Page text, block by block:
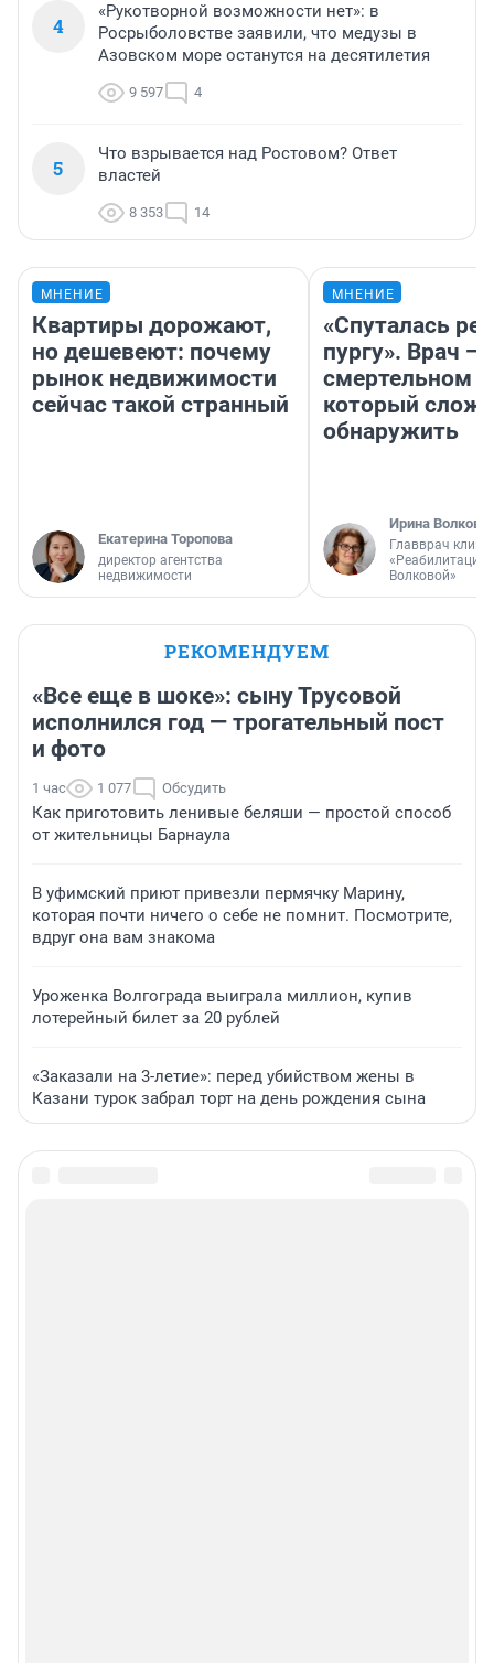
4
«Рукотворной возможности нет»: в
Росрыболовстве заявили, что медузы в
Азовском море останутся на десятилетия
9 597 4
5
Что взрывается над Ростовом? Ответ
властей
8 353 14
МНЕНИЕ
Квартиры дорожают,
но дешевеют: почему
рынок недвижимости
сейчас такой странный
Екатерина Торопова
директор агентства
недвижимости
МНЕНИЕ
«Спуталась
пургу». Врач —
смертельном
который
обнаружить
Ирина Волкова
Главврач
«Реабилитация
Волковой»
РЕКОМЕНДУЕМ
«Все еще в шоке»: сыну Трусовой
исполнился год — трогательный пост
и фото
1 час 1 077 Обсудить
Как приготовить ленивые беляши — простой способ
от жительницы Барнаула
В уфимский приют привезли пермячку Марину,
которая почти ничего о себе не помнит. Посмотрите,
вдруг она вам знакома
Уроженка Волгограда выиграла миллион, купив
лотерейный билет за 20 рублей
«Заказали на 3-летие»: перед убийством жены в
Казани турок забрал торт на день рождения сына